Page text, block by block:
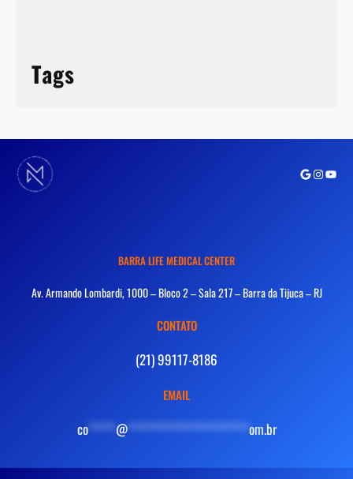
Tags
Google
BARRA LIFE MEDICAL CENTER
Av. Armando Lombardi, 1000 – Bloco 2 – Sala 217 – Barra da Tijuca – RJ
CONTATO
(21) 99117-8186
EMAIL
co*****@**********************om.br